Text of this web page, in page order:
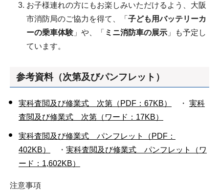
お子様連れの方にもお楽しみいただけるよう、大阪
市消防局のご協力を得て、「 子ども用バッテリーカ
ーの乗車体験 」や、「 ミニ消防車の展示 」も予定し
ています。
参考資料（次第及びパンフレット）
実科査閲及び修業式 次第（PDF：67KB） ・ 実科
査閲及び修業式 次第（ワード：17KB）
実科査閲及び修業式 パンフレット（PDF：
402KB）
・ 実科査閲及び修業式 パンフレット（ワ
ード：1,602KB）
注意事項